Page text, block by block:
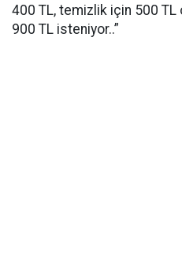
400 TL, temizlik için 500
900 TL isteniyor..”